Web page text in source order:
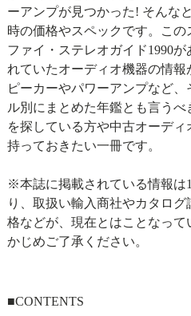
ーアンプが見つかった! そんな
時の価格やスペックです。この
ファイ・ステレオガイド1990が
れていたオーディオ機器の情
ピーカーやパワーアンプなど
ル別にまとめた年鑑とも言う
を探している方や中古オーデ
持っておきたい一冊です。
※本誌に掲載されている情報は
り、取扱い輸入商社やカタロ
格などが、現在とはことなっ
かじめご了承ください。
■CONTENTS